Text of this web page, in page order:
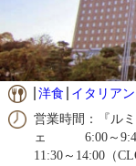
洋食 イタリアン
営業時間：『ル
ェ 6:00～
11:30～14:00（